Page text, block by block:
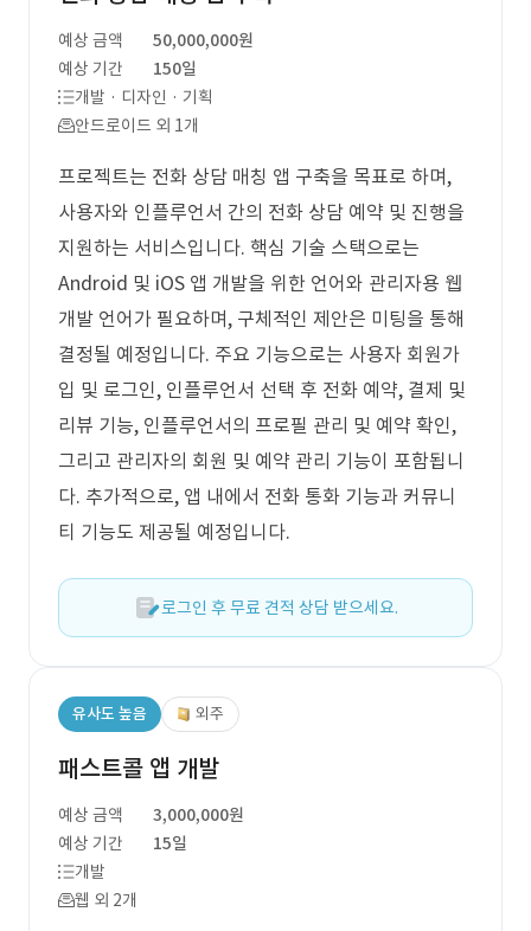
예상 금액
50,000,000원
예상 기간
150일
개발 · 디자인 · 기획
안드로이드 외 1개
프로젝트는 전화 상담 매칭 앱 구축을 목표로 하며,
사용자와 인플루언서 간의 전화 상담 예약 및 진행을
지원하는 서비스입니다. 핵심 기술 스택으로는
Android 및 iOS 앱 개발을 위한 언어와 관리자용 웹
개발 언어가 필요하며, 구체적인 제안은 미팅을 통해
결정될 예정입니다. 주요 기능으로는 사용자 회원가
입 및 로그인, 인플루언서 선택 후 전화 예약, 결제 및
리뷰 기능, 인플루언서의 프로필 관리 및 예약 확인,
그리고 관리자의 회원 및 예약 관리 기능이 포함됩니
다. 추가적으로, 앱 내에서 전화 통화 기능과 커뮤니
티 기능도 제공될 예정입니다.
로그인 후 무료 견적 상담 받으세요.
유사도 높음 외주
패스트콜 앱 개발
예상 금액
3,000,000원
예상 기간
15일
개발
웹 외 2개